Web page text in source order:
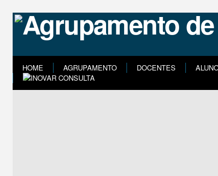
HOME AGRUPAMENTO DOCENTES